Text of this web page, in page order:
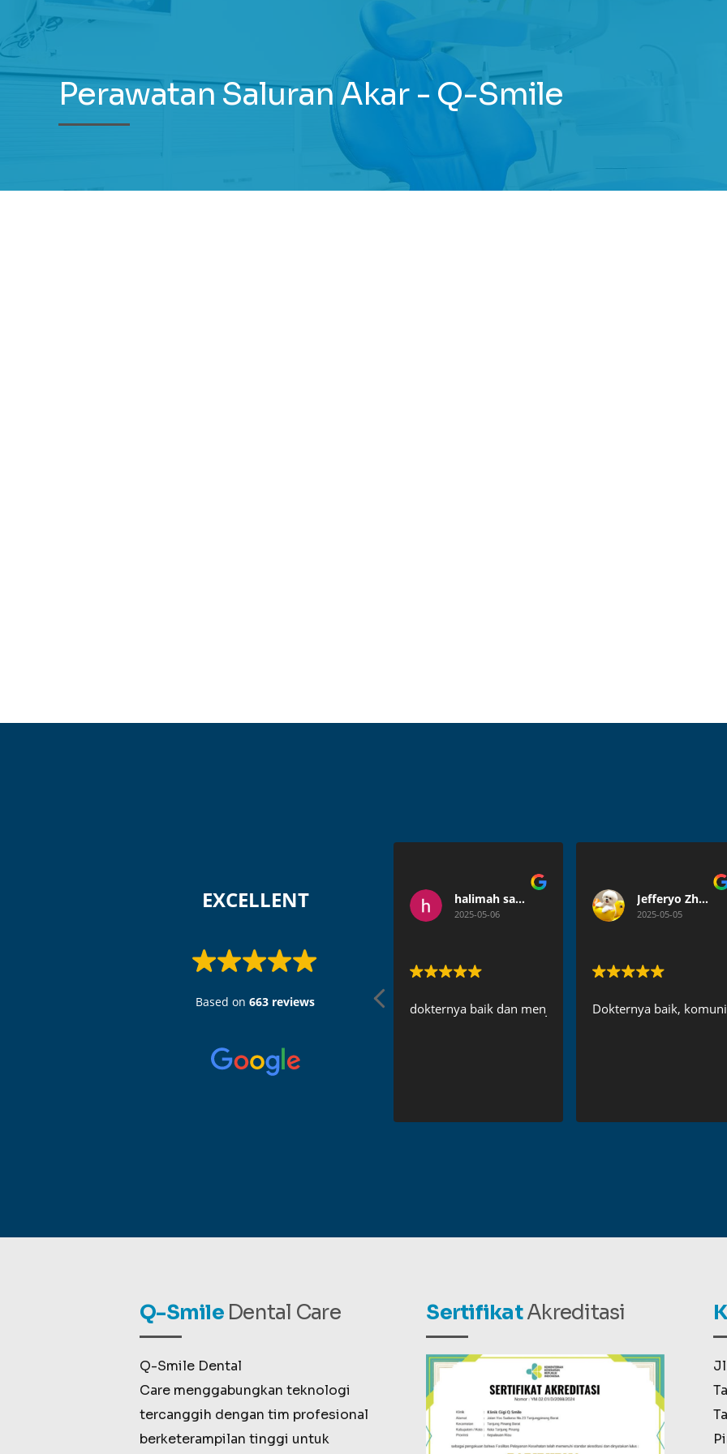
Perawatan Saluran Akar - Q-Smile
EXCELLENT
Based on 663 reviews
halimah satuldaniah
2025-05-06
dokternya baik dan menjelaskan secara detail
Jefferyo Zhang
2025-05-05
Dokternya baik,
Q-Smile Dental Care
Q-Smile Dental
Care menggabungkan teknologi
tercanggih dengan tim profesional
berketerampilan tinggi untuk
SertifikatAkreditasi